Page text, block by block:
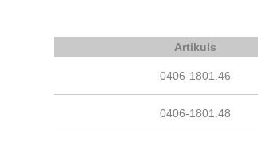
Artikuls
0406-1801.46
0406-1801.48